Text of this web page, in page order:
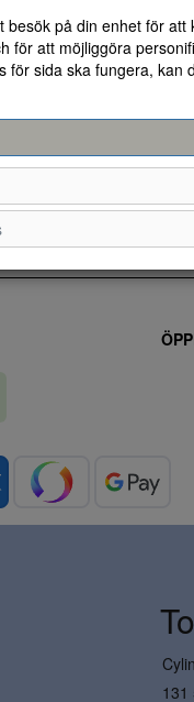
på din enhet för att
för att möjliggöra
för sida ska fungera, kan
131